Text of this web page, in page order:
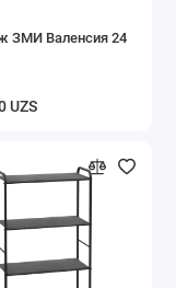
ЗМИ Валенсия 24
UZS